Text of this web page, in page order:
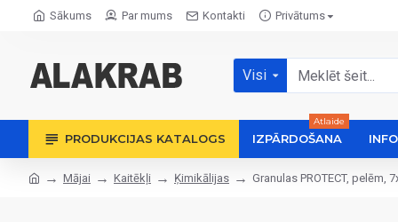
Sākums Par mums Kontakti Privātums
Visi
PRODUKCIJAS KATALOGS IZPĀRDOŠANA
Atlaide
Mājai Kaitēkļi Ķimikālijas Granulas PROTECT, pelēm,